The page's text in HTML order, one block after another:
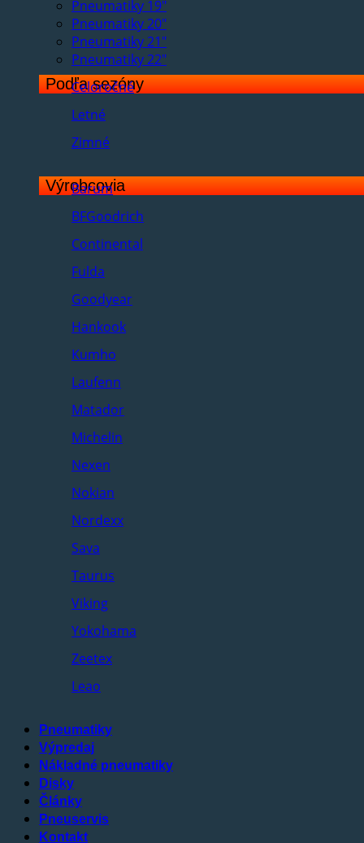
Pneumatiky 19"
Pneumatiky 20"
Pneumatiky 21"
Pneumatiky 22"
Podľa sezóny
Celoročné
Letné
Zimné
Výrobcovia
Barum
BFGoodrich
Continental
Fulda
Goodyear
Hankook
Kumho
Laufenn
Matador
Michelin
Nexen
Nokian
Nordexx
Sava
Taurus
Viking
Yokohama
Zeetex
Leao
Pneumatiky
Výpredaj
Nákladné pneumatiky
Disky
Články
Pneuservis
Kontakt